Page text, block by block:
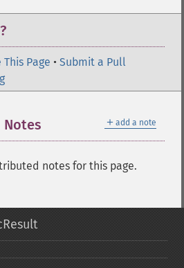
Page • Submit a Pull
＋ add a note
notes for this page.